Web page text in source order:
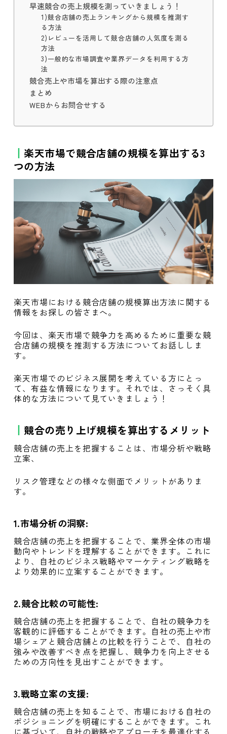
早速競合の売上規模を測っていきましょう！
1)競合店舗の売上ランキングから規模を推測す
る方法
2)レビューを活用して競合店舗の人気度を測る
方法
3)一般的な市場調査や業界データを利用する方
法
競合売上や市場を算出する際の注意点
まとめ
WEBからお問合せする
楽天市場で競合店舗の規模を算出する3
つの方法
楽天市場における競合店舗の規模算出方法に関する
情報をお探しの皆さまへ。
今回は、楽天市場で競争力を高めるために重要な競
合店舗の規模を推測する方法についてお話ししま
す。
楽天市場でのビジネス展開を考えている方にとっ
て、有益な情報になります。それでは、さっそく具
体的な方法について見ていきましょう！
競合の売り上げ規模を算出するメリット
競合店舗の売上を把握することは、市場分析や戦略
立案、
リスク管理などの様々な側面でメリットがありま
す。
1.市場分析の洞察:
競合店舗の売上を把握することで、業界全体の市場
動向やトレンドを理解することができます。これに
より、自社のビジネス戦略やマーケティング戦略を
より効果的に立案することができます。
2.競合比較の可能性:
競合店舗の売上を把握することで、自社の競争力を
客観的に評価することができます。自社の売上や市
場シェアと競合店舗との比較を行うことで、自社の
強みや改善すべき点を把握し、競争力を向上させる
ための方向性を見出すことができます。
3.戦略立案の支援:
競合店舗の売上を知ることで、市場における自社の
ポジショニングを明確にすることができます。これ
に基づいて、自社の戦略やアプローチを最適化する